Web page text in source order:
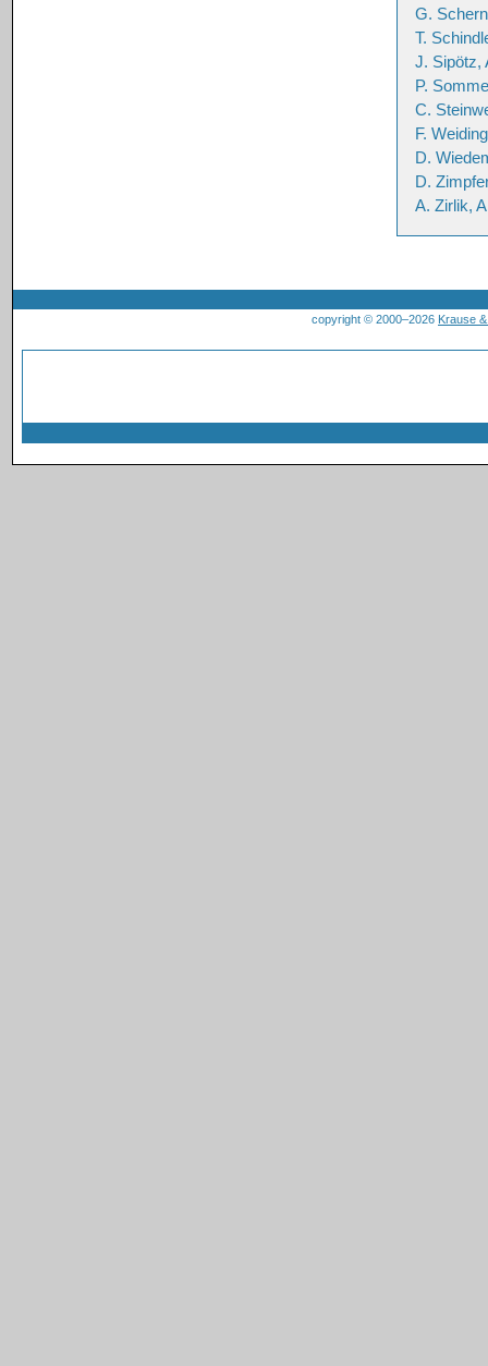
G.
T.
J. Sipötz,
P.
C.
F.
D.
D.
A. Zirlik, A
copyright © 2000–2026 Krause